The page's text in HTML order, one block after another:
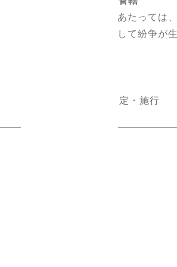
本規約の解釈にあたっては
本サービスに関して紛争が
2024年7月9日制定・施行